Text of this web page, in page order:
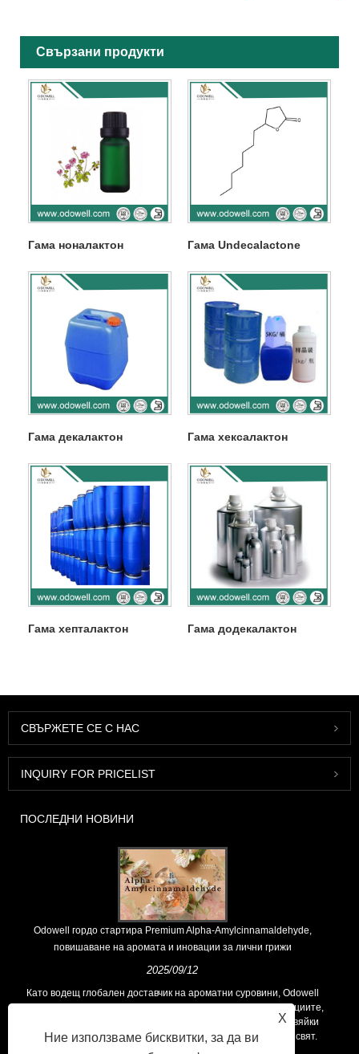
Свързани продукти
Гама ноналактон Гама Undecalactone
Гама декалактон Гама хексалактон
Гама хепталактон Гама додекалактон
СВЪРЖЕТЕ СЕ С НАС
INQUIRY FOR PRICELIST
ПОСЛЕДНИ НОВИНИ
Odowell гордо стартира Premium Alpha-Amylcinnamaldehyde,
повишаване на аромата и иновации за лични грижи
2025/09/12
Като водещ глобален доставчик на ароматни суровини, Odowell
поддържа основна философия на „ориентирана към иновациите,
фокусирани върху качеството“, последователно предоставяйки
превъзходни решения за аромати на клиентите по целия свят.
X
Ние използваме бисквитки, за да ви